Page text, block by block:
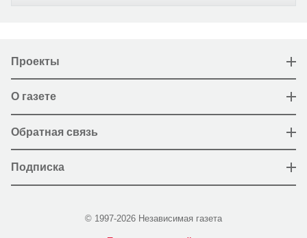
Проекты
О газете
Обратная связь
Подписка
© 1997-2026 Независимая газета